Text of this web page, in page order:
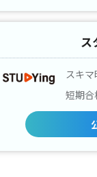
ス
スキ
短期合